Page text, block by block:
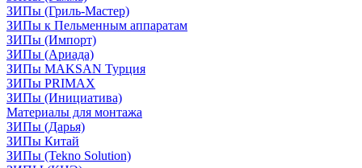
ЗИПы (Гриль-Мастер)
ЗИПы к Пельменным аппаратам
ЗИПы (Импорт)
ЗИПы (Ариада)
ЗИПы MAKSAN Турция
ЗИПы PRIMAX
ЗИПы (Инициатива)
Материалы для монтажа
ЗИПы (Дарья)
ЗИПы Китай
ЗИПы (Tekno Solution)